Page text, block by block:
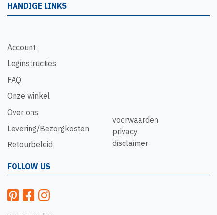
HANDIGE LINKS
Account
Leginstructies
FAQ
Onze winkel
Over ons
Levering/Bezorgkosten
Retourbeleid
voorwaarden
privacy
disclaimer
FOLLOW US